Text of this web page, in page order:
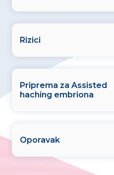
Rizici
Priprema za Assisted
haching embriona
Oporavak